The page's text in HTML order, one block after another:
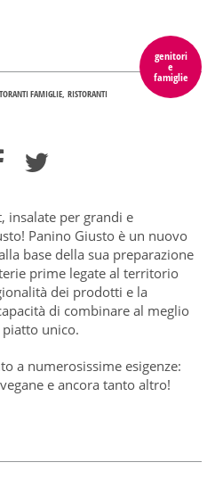
genitori
e
famiglie
FAMIGLIE RISTORANTI
insalate per grandi e
Panino Giusto è un nuovo
base della sua preparazione
prime legate al territorio
dei prodotti e la
di combinare al meglio
unico.
a numerosissime esigenze:
e ancora tanto altro!